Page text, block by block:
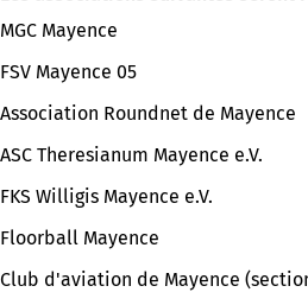
MGC Mayence
FSV Mayence 05
Association Roundnet de Mayence
ASC Theresianum Mayence e.V.
FKS Willigis Mayence e.V.
Floorball Mayence
Club d'aviation de Mayence